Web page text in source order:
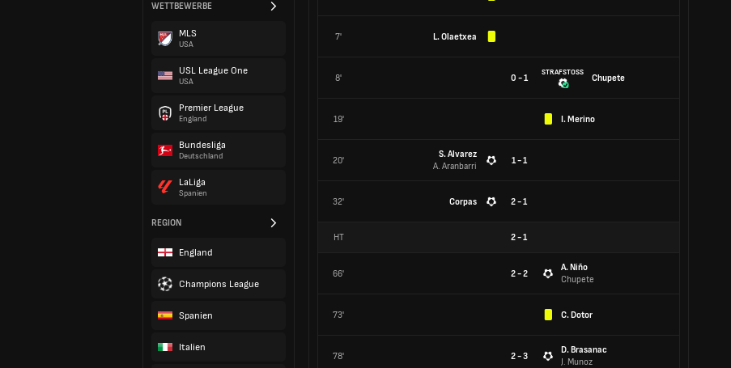
WETTBEWERBE
MLS
USA
USL League One
USA
Premier League
England
Bundesliga
Deutschland
LaLiga
Spanien
REGION
England
Champions League
Spanien
Italien
7' L. Olaetxea
8' 0 - 1
STRAFSTOSS
Chupete
19' I. Merino
20'
S. Alvarez
A. Aranbarri
1 - 1
32' Corpas 2 - 1
HT 2-1
66' 2 - 2
A. Niño
Chupete
73' C. Dotor
78' 2 - 3
D. Brasanac
J. Munoz